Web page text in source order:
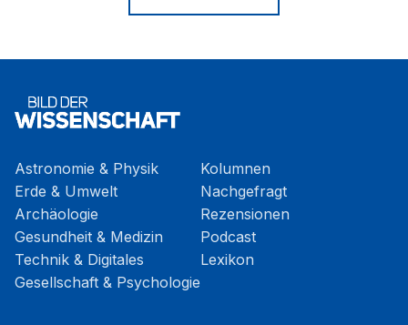
Astronomie & Physik
Erde & Umwelt
Archäologie
Gesundheit & Medizin
Technik & Digitales
Gesellschaft & Psychologie
Kolumnen
Nachgefragt
Rezensionen
Podcast
Lexikon